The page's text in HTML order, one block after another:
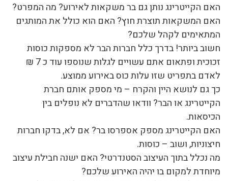
האם הקייטרינג נותן גם בר משקאות לאירוע? מה המפרט?
האם המשקאות תוצרת חוץ? האם הוא כולל את המותגים
המתאימים לקהל שלכם?
חשוב ביותר! בדרך כלל חברות הבר לא מספקות כוסות
זכוכית ופתאום אתם עשויים לגלות שנוספו עוד כ 7 ₪
לאדם בתפריט שזו עלות כוס באירוע ממוצע.
כך גם לנושא היין והקרח – מי מספק אותם חברת
הקייטרינג או הבר? וודאו שהדברים לא נופלים בין
הכיסאות.
האם הקייטרינג מספק אספרסו בר? אם לא, בדקו חברות
חיצוניות, ושוב – כוסות.
מה נכלל בתוך העיצוב הסטנדרטי? האם ישנה חבילת עיצוב
מיוחדת למקום בו יהיה האירוע שלכם?